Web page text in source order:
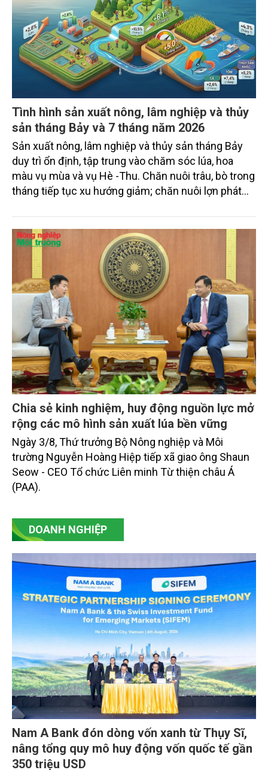
Tình hình sản xuất nông, lâm nghiệp và thủy
sản tháng Bảy và 7 tháng năm 2026
Sản xuất nông, lâm nghiệp và thủy sản tháng Bảy
duy trì ổn định, tập trung vào chăm sóc lúa, hoa
màu vụ mùa và vụ Hè -Thu. Chăn nuôi trâu, bò trong
tháng tiếp tục xu hướng giảm; chăn nuôi lợn phát
trưởng khá. Diện tích rừng trồng mới và sản lượng
thủy sản đều tăng nhẹ.
Chia sẻ kinh nghiệm, huy động nguồn lực mở
rộng các mô hình sản xuất lúa bền vững
Ngày 3/8, Thứ trưởng Bộ Nông nghiệp và Môi
trường Nguyễn Hoàng Hiệp tiếp xã giao ông Shaun
Seow - CEO Tổ chức Liên minh Từ thiện châu Á
(PAA).
DOANH NGHIỆP
Nam A Bank đón dòng vốn xanh từ Thụy Sĩ,
nâng tổng quy mô huy động vốn quốc tế gần
350 triệu USD